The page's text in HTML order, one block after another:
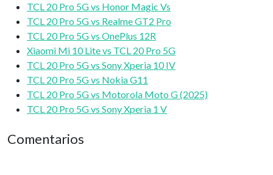
TCL 20 Pro 5G vs Honor Magic Vs
TCL 20 Pro 5G vs Realme GT2 Pro
TCL 20 Pro 5G vs OnePlus 12R
Xiaomi Mi 10 Lite vs TCL 20 Pro 5G
TCL 20 Pro 5G vs Sony Xperia 10 IV
TCL 20 Pro 5G vs Nokia G11
TCL 20 Pro 5G vs Motorola Moto G (2025)
TCL 20 Pro 5G vs Sony Xperia 1 V
Comentarios